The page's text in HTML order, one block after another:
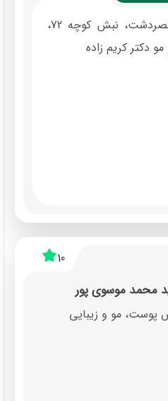
شیراز، خیابان قصردشت، نبش کوچه 72،
دکتر کریم زاده
10
محمد موسوی پور
مو و زیبایی